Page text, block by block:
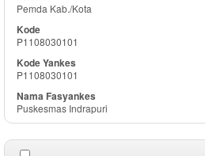
Pemda Kab./Kota
P1108030101
P1108030101
Puskesmas Indrapuri